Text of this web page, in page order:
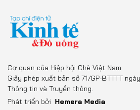
Cơ quan của Hiệp hội Chè Việt Nam
Giấy phép xuất bản số 71/GP-BTTTT
Thông tin và Truyền thông.
Phát triển bởi Hemera Media